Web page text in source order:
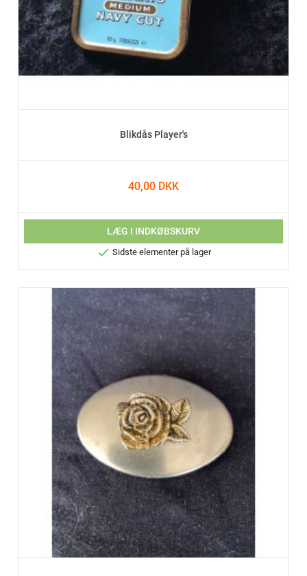
Blikdås Player's
40,00 DKK
LÆG I INDKØBSKURV
 Sidste elementer på lager